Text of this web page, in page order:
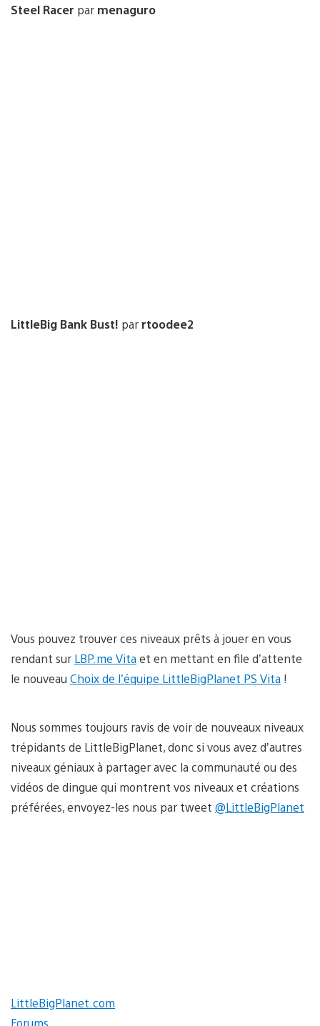
Steel Racer par menaguro
LittleBig Bank Bust! par rtoodee2
Vous pouvez trouver ces niveaux prêts à jouer en vous
rendant sur LBP.me Vitaet en mettant en file d’attente
le nouveau Choix de l’équipe LittleBigPlanet PS Vita !
Nous sommes toujours ravis de voir de nouveaux niveaux
trépidants de LittleBigPlanet, donc si vous avez d’autres
niveaux géniaux à partager avec la communauté ou des
vidéos de dingue qui montrent vos niveaux et créations
préférées, envoyez-les nous par tweet @LittleBigPlanet
LittleBigPlanet.com
Forums